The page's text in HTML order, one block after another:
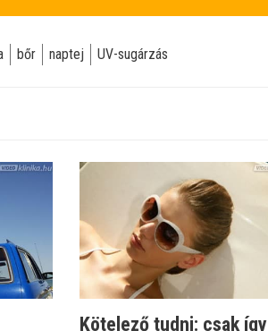
bőr naptej UV-sugárzás
Kötelező tudni: csak így